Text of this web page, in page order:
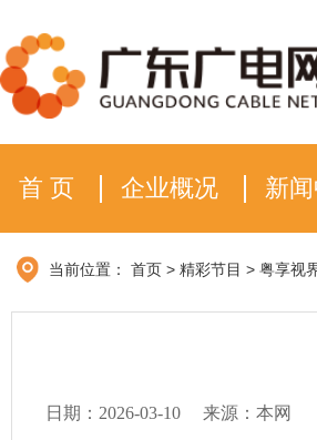
首 页 企业概况 新
当前位置： 首页 > 精彩节目 > 粤享视
日期：2026-03-10 来源：本网